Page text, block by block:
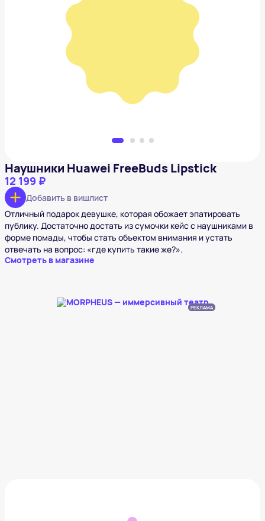
Наушники Huawei FreeBuds Lipstick
Наушники Huawei FreeBuds Lipstick
12 199 ₽
Добавить в вишлист
Отличный подарок девушке, которая обожает эпатировать
публику. Достаточно достать из сумочки кейс с наушниками в
форме помады, чтобы стать объектом внимания и устать
отвечать на вопрос: «где купить такие же?».
Смотреть в магазине
РЕКЛАМА